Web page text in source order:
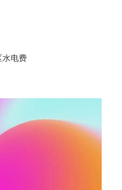
水电费